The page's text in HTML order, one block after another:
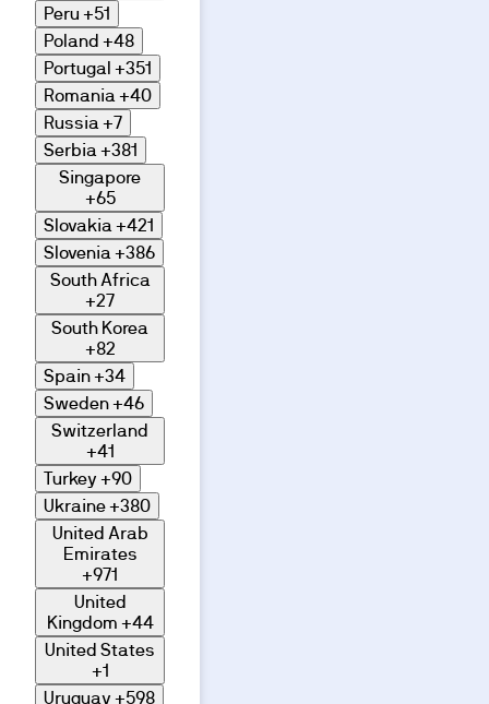
Peru +51
Poland +48
Portugal +351
Romania +40
Russia +7
Serbia +381
Singapore
+65
Slovakia +421
Slovenia +386
South Africa
+27
South Korea
+82
Spain+34
Sweden+46
Switzerland
+41
Turkey +90
Ukraine+380
United Arab
Emirates
+971
United
Kingdom +44
United States
+1
Uruguay +598